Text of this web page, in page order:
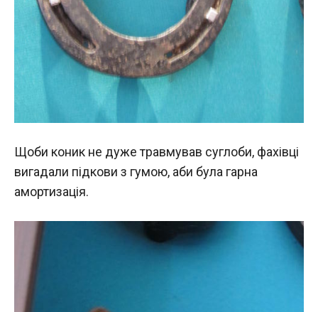
Щоби коник не дуже травмував суглоби, фахівці
вигадали підкови з гумою, аби була гарна
амортизація.